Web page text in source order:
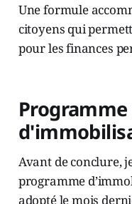
Une formule
citoyens qui
pour les finances
Avant de conclure,
programme
adopté le mois